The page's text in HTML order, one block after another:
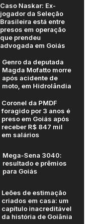
Caso Naskar: Ex-
jogador da Seleção
Brasileira está entre
presos em operação
que prendeu
advogada em Goiás
Genro da deputada
Magda Mofatto morre
após acidente de
moto, em Hidrolândia
Coronel da PMDF
foragido por 3 anos é
preso em Goiás após
receber R$ 847 mil
em salários
Mega-Sena 3040:
resultado e prêmios
para Goiás
Leões de estimação
criados em casa: um
capítulo inacreditável
da história de Goiânia